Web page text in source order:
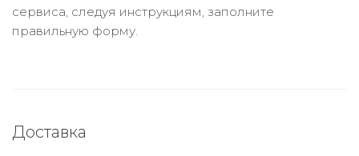
сервиса, следуя инструкциям, заполните
правильную форму.
Доставка